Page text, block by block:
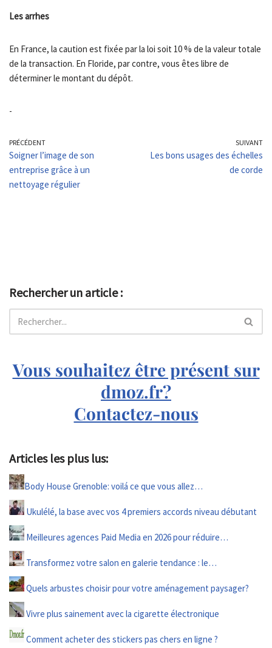
Les arrhes
En France, la caution est fixée par la loi soit 10 % de la valeur totale
de la transaction. En Floride, par contre, vous êtes libre de
déterminer le montant du dépôt.
-
PRÉCÉDENT
Soigner l’image de son
entreprise grâce à un
nettoyage régulier
SUIVANT
Les bons usages des échelles
de corde
Rechercher un article :
Vous souhaitez être présent sur
dmoz.fr?
Contactez-nous
Articles les plus lus:
Body House Grenoble: voilá ce que vous allez…
Ukulélé, la base avec vos 4 premiers accords niveau débutant
Meilleures agences Paid Media en 2026 pour réduire…
Transformez votre salon en galerie tendance : le…
Quels arbustes choisir pour votre aménagement paysager?
Vivre plus sainement avec la cigarette électronique
Comment acheter des stickers pas chers en ligne ?